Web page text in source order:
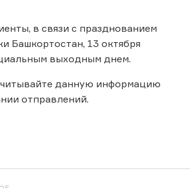
в связи с празднованием
Башкортостан, 13 октября
выходным днем.
данную информацию
отправлений.